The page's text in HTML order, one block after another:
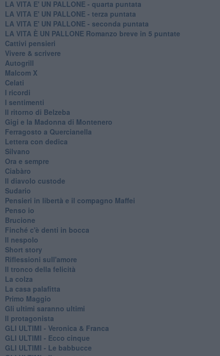
LA VITA E' UN PALLONE - quarta puntata
LA VITA E' UN PALLONE - terza puntata
LA VITA E' UN PALLONE - seconda puntata
LA VITA È UN PALLONE Romanzo breve in 5 puntate
Cattivi pensieri
Vivere & scrivere
Autogrill
Malcom X
Celati
I ricordi
I sentimenti
Il ritorno di Belzeba
Gigi e la Madonna di Montenero
Ferragosto a Quercianella
Lettera con dedica
Silvano
Ora e sempre
Ciabàro
Il diavolo custode
Sudario
Pensieri in libertà e il compagno Maffei
Penso io
Brucione
Finché c'è denti in bocca
Il nespolo
Short story
Riflessioni sull'amore
Il tronco della felicità
La colza
La casa palafitta
Primo Maggio
Gli ultimi saranno ultimi
Il protagonista
GLI ULTIMI - Veronica & Franca
GLI ULTIMI - Ecco cinque
GLI ULTIMI - Le babbucce